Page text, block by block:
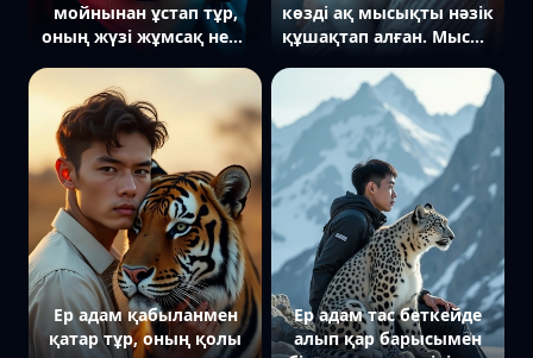
мойнынан ұстап тұр,
оның жүзі жұмсақ неон
жарықтанған.
Жыртқыш тура
камераға қарап, алтын
түсті көздері қараңғыда
жарқырап тұр. Артында
минималистік қара
фон, жұмсақ жарық
құпия атмосфера
тудырады. Жақын план.
көзді ақ мысықты нәзік
құшақтап алған. Мысық
тұр, ал әйел оған
мейіріммен қарап,
басын сәл еңкейткен.
Артта қала шамдары
мен жұмсақ кешкі
жарық.
Ер адам қабыланмен
қатар тұр, оның қолы
Ер адам тас беткейде
алып қар барысымен